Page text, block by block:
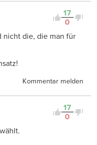
17
0
nicht die, die man für
Kommentar melden
17
0